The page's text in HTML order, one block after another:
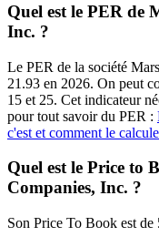
Quel est le PER de
Inc. ?
Le PER de la société
21.93 en 2026. On peut
15 et 25. Cet indicateur
pour tout savoir du PER :
c'est et comment le
Quel est le Price to
Companies, Inc. ?
Son Price To Book est de